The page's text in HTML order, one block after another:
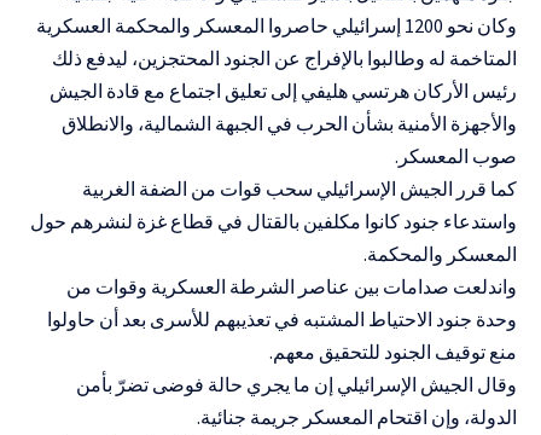
وكان نحو 1200 إسرائيلي حاصروا المعسكر والمحكمة العسكرية
المتاخمة له وطالبوا بالإفراج عن الجنود المحتجزين، ليدفع ذلك
رئيس الأركان هرتسي هليفي إلى تعليق اجتماع مع قادة الجيش
والأجهزة الأمنية بشأن الحرب في الجبهة الشمالية، والانطلاق
صوب المعسكر.
كما قرر الجيش الإسرائيلي سحب قوات من الضفة الغربية
واستدعاء جنود كانوا مكلفين بالقتال في قطاع غزة لنشرهم حول
المعسكر والمحكمة.
واندلعت صدامات بين عناصر الشرطة العسكرية وقوات من
وحدة جنود الاحتياط المشتبه في تعذيبهم للأسرى بعد أن حاولوا
منع توقيف الجنود للتحقيق معهم.
وقال الجيش الإسرائيلي إن ما يجري حالة فوضى تضرّ بأمن
الدولة، وإن اقتحام المعسكر جريمة جنائية.